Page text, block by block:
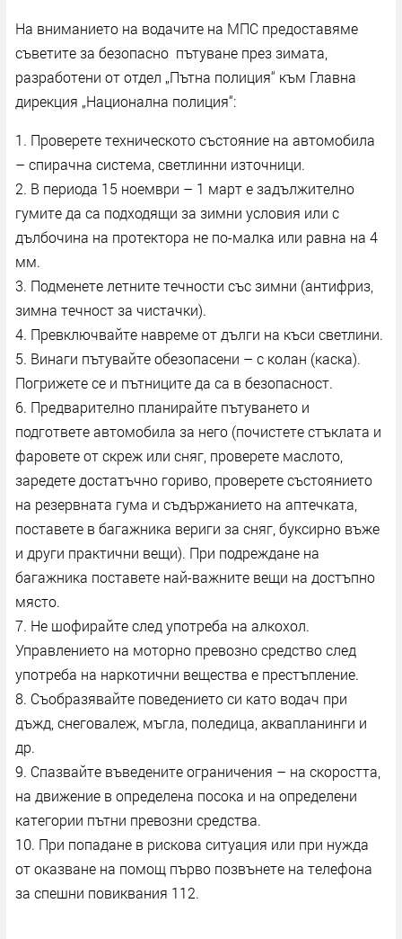
На вниманието на водачите на МПС предоставяме
съветите за безопасно пътуване през зимата,
разработени от отдел „Пътна полиция“ към Главна
дирекция „Национална полиция“:
1. Проверете техническото състояние на автомобила
– спирачна система, светлинни източници.
2. В периода 15 ноември – 1 март е задължително
гумите да са подходящи за зимни условия или с
дълбочина на протектора не по-малка или равна на 4
мм.
3. Подменете летните течности със зимни (антифриз,
зимна течност за чистачки).
4. Превключвайте навреме от дълги на къси светлини.
5. Винаги пътувайте обезопасени – с колан (каска).
Погрижете се и пътниците да са в безопасност.
6. Предварително планирайте пътуването и
подгответе автомобила за него (почистете стъклата и
фаровете от скреж или сняг, проверете маслото,
заредете достатъчно гориво, проверете състоянието
на резервната гума и съдържанието на аптечката,
поставете в багажника вериги за сняг, буксирно въже
и други практични вещи). При подреждане на
багажника поставете най-важните вещи на достъпно
място.
7. Не шофирайте след употреба на алкохол.
Управлението на моторно превозно средство след
употреба на наркотични вещества е престъпление.
8. Съобразявайте поведението си като водач при
дъжд, снеговалеж, мъгла, поледица, аквапланинги и
др.
9. Спазвайте въведените ограничения – на скоростта,
на движение в определена посока и на определени
категории пътни превозни средства.
10. При попадане в рискова ситуация или при нужда
от оказване на помощ първо позвънете на телефона
за спешни повиквания 112.